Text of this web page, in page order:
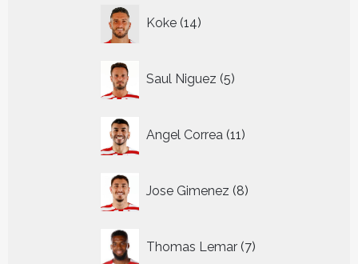
Koke 14
producten
Saul Niguez 5
producten
Angel Correa 11
producten
Jose Gimenez 8
producten
Thomas Lemar 7
producten